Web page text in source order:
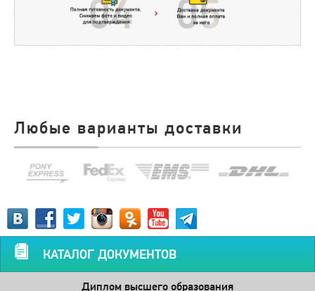
Любые варианты доставки
КАТАЛОГ ДОКУМЕНТОВ
Диплом высшего образования